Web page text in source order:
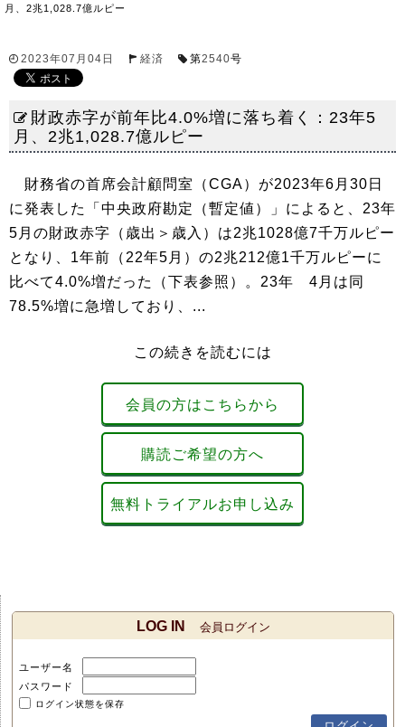
月、2兆1,028.7億ルピー
2023年07月04日 経済 第2540号
財政赤字が前年比4.0%増に落ち着く：23年5
月、2兆1,028.7億ルピー
財務省の首席会計顧問室（CGA）が2023年6月30日
に発表した「中央政府勘定（暫定値）」によると、23年
5月の財政赤字（歳出＞歳入）は2兆1028億7千万ルピー
となり、1年前（22年5月）の2兆212億1千万ルピーに
比べて4.0%増だった（下表参照）。23年 4月は同
78.5%増に急増しており、...
この続きを読むには
会員の方はこちらから
購読ご希望の方へ
無料トライアルお申し込み
LOG IN 会員ログイン
ユーザー名
パスワード
ログイン状態を保存